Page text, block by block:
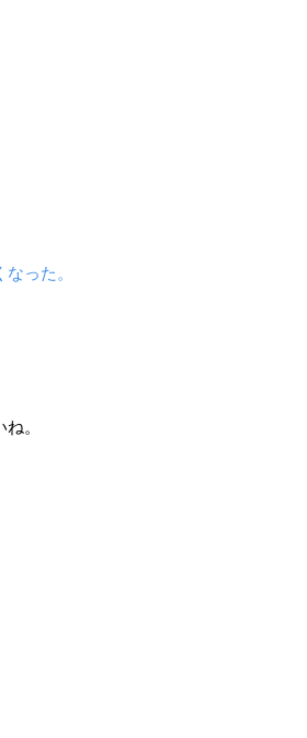
った。
。